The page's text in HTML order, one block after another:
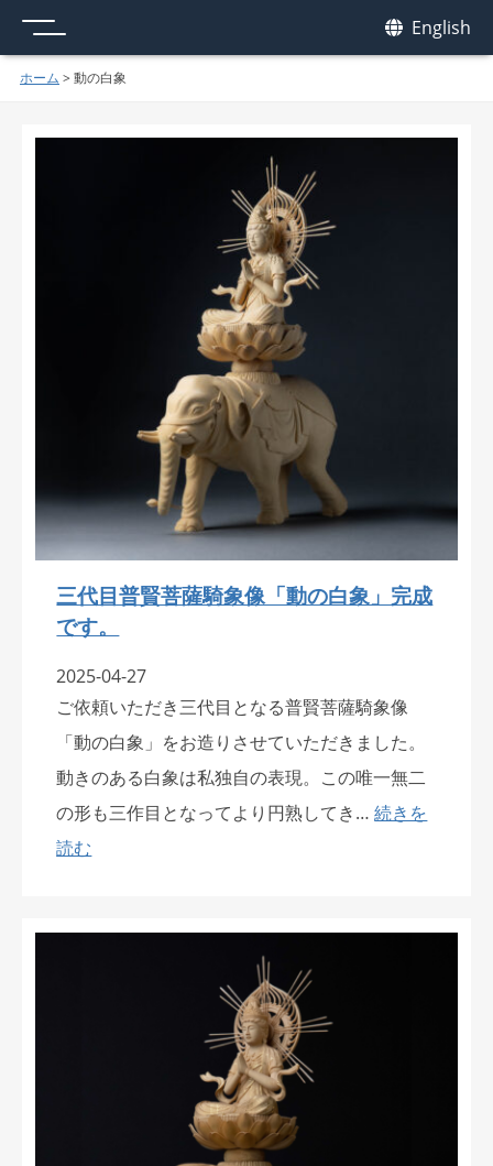
English
ホーム > 動の白象
三代目普賢菩薩騎象像「動の白象」完成
です。
2025-04-27
ご依頼いただき三代目となる普賢菩薩騎象像
「動の白象」をお造りさせていただきました。
動きのある白象は私独自の表現。この唯一無二
の形も三作目となってより円熟してき…続きを
読む